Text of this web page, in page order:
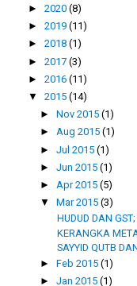
► 2020 (8)
► 2019 (11)
► 2018 (1)
► 2017 (3)
► 2016 (11)
▼ 2015 (14)
►Nov 2015(1)
►Aug 2015(1)
►Jul 2015(1)
►Jun 2015(1)
► Apr 2015(5)
▼Mar 2015(3)
HUDUD DAN
KERANGKA
SAYYID QUTB
►Feb 2015(1)
►Jan 2015(1)